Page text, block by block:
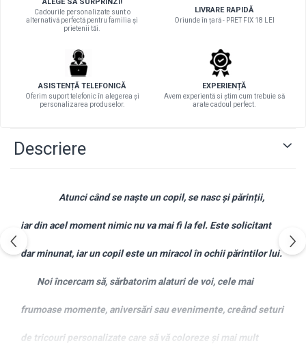
Cadourile personalizate sunt o
alternativă perfectă pentru familia și
prietenii tăi.
LIVRARE RAPIDĂ
Oriunde în țară - PRET FIX 18 LEI
ASISTENȚĂ TELEFONICĂ
Oferim suport telefonic în alegerea și
personalizarea produselor.
EXPERIENȚĂ
Avem experientă si știm cum trebuie să
arate cadoul perfect.
Descriere
Atunci când se naște un copil, se nasc și părinții,
iar din acel moment nimic nu va mai fi la fel. Este solicitant
dar minunat, iar un copil este un miracol în ochii părintilor lui.
Noi încercam să, sărbatorim alaturi de voi, cele mai
frumoase momente, aniversări sau evenimente, creând seturi
de tricouri personalizate care să vă coloreze și mai mult